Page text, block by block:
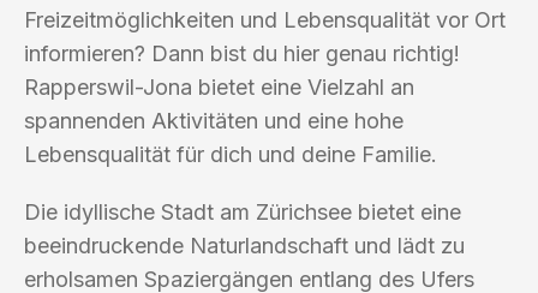
Freizeitmöglichkeiten und Lebensqualität vor Ort
informieren? Dann bist du hier genau richtig!
Rapperswil-Jona bietet eine Vielzahl an
spannenden Aktivitäten und eine hohe
Lebensqualität für dich und deine Familie.
Die idyllische Stadt am Zürichsee bietet eine
beeindruckende Naturlandschaft und lädt zu
erholsamen Spaziergängen entlang des Ufers